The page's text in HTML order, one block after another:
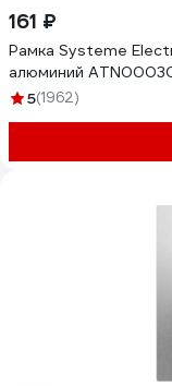
161 ₽
Рамка Systeme
алюминий
5(1962)